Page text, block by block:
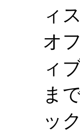
ィ
オ
ィ
ま
ッ